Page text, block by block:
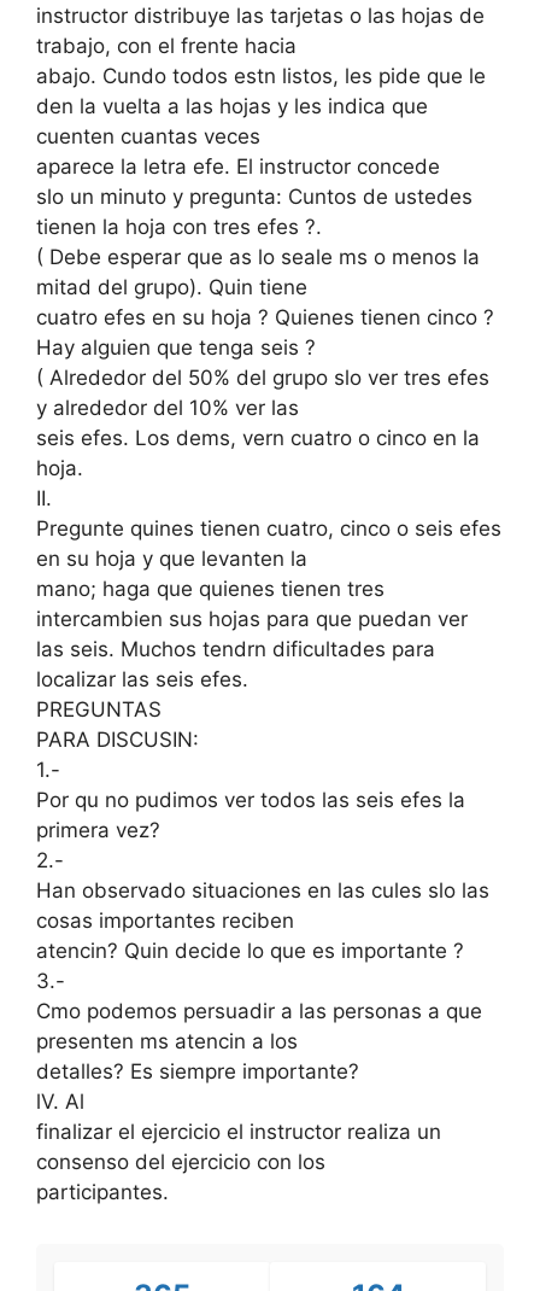
instructor distribuye las tarjetas o las hojas de
trabajo, con el frente hacia
abajo. Cundo todos estn listos, les pide que le
den la vuelta a las hojas y les indica que
cuenten cuantas veces
aparece la letra efe. El instructor concede
slo un minuto y pregunta: Cuntos de ustedes
tienen la hoja con tres efes ?.
( Debe esperar que as lo seale ms o menos la
mitad del grupo). Quin tiene
cuatro efes en su hoja ? Quienes tienen cinco ?
Hay alguien que tenga seis ?
( Alrededor del 50% del grupo slo ver tres efes
y alrededor del 10% ver las
seis efes. Los dems, vern cuatro o cinco en la
hoja.
II.
Pregunte quines tienen cuatro, cinco o seis efes
en su hoja y que levanten la
mano; haga que quienes tienen tres
intercambien sus hojas para que puedan ver
las seis. Muchos tendrn dificultades para
localizar las seis efes.
PREGUNTAS
PARA DISCUSIN:
1.-
Por qu no pudimos ver todos las seis efes la
primera vez?
2.-
Han observado situaciones en las cules slo las
cosas importantes reciben
atencin? Quin decide lo que es importante ?
3.-
Cmo podemos persuadir a las personas a que
presenten ms atencin a los
detalles? Es siempre importante?
lV. Al
finalizar el ejercicio el instructor realiza un
consenso del ejercicio con los
participantes.